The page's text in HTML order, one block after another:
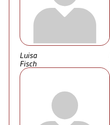
Luisa
Fisch